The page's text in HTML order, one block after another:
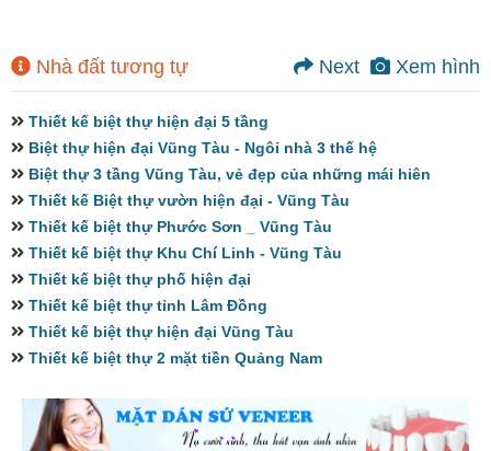
Nhà đất tương tự Xem hình
Next
Thiết kế biệt thự hiện đại 5 tầng
Biệt thự hiện đại Vũng Tàu - Ngôi nhà 3 thế hệ
Biệt thự 3 tầng Vũng Tàu, vẻ đẹp của những mái hiên
Thiết kế Biệt thự vườn hiện đại - Vũng Tàu
Thiết kế biệt thự Phước Sơn _ Vũng Tàu
Thiết kế biệt thự Khu Chí Linh - Vũng Tàu
Thiết kế biệt thự phố hiện đại
Thiết kế biệt thự tỉnh Lâm Đồng
Thiết kế biệt thự hiện đại Vũng Tàu
Thiết kế biệt thự 2 mặt tiền Quảng Nam